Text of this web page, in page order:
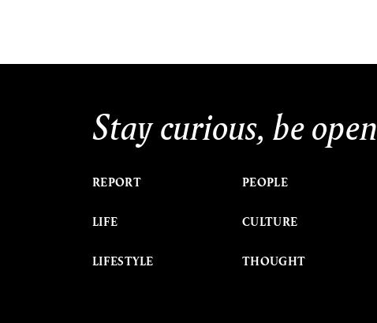
Stay curious, be open
REPORT
LIFE
LIFESTYLE
PEOPLE
CULTURE
THOUGHT